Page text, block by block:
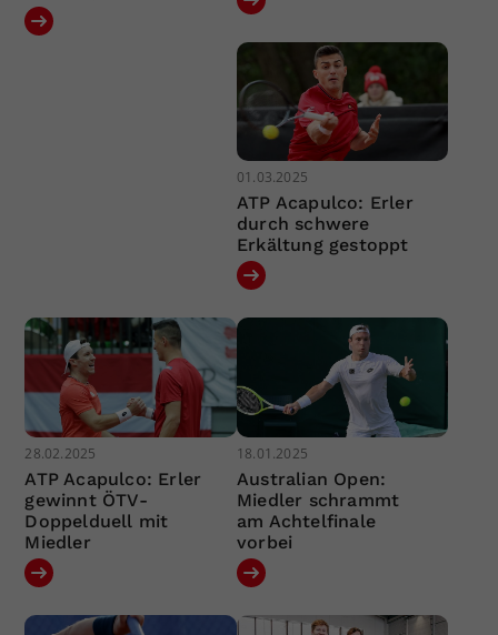
01.03.2025
ATP Acapulco: Erler
durch schwere
Erkältung gestoppt
28.02.2025
ATP Acapulco: Erler
gewinnt ÖTV-
Doppelduell mit
Miedler
18.01.2025
Australian Open:
Miedler schrammt
am Achtelfinale
vorbei